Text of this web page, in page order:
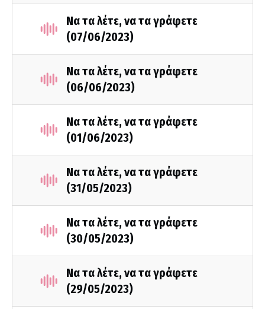
Να τα λέτε, να τα γράφετε
(07/06/2023)
Να τα λέτε, να τα γράφετε
(06/06/2023)
Να τα λέτε, να τα γράφετε
(01/06/2023)
Να τα λέτε, να τα γράφετε
(31/05/2023)
Να τα λέτε, να τα γράφετε
(30/05/2023)
Να τα λέτε, να τα γράφετε
(29/05/2023)